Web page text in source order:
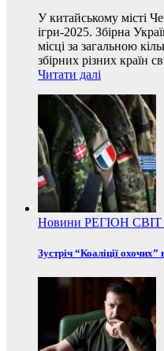
У китайському місті
ігри-2025. Збірна
місці за загальною
збірних різних країн
Читати далі
Новини РЕГІОН СВІТ
Зустріч “Коаліції охочих”